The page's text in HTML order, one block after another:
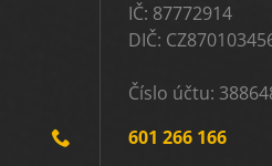
IČ: 87772914
DIČ:
Číslo účtu:
601 266 166